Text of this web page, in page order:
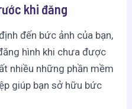
khi đăng
đến bức ảnh của bạn,
hình khi chưa được
nhiều những phần mềm
giúp bạn sở hữu bức